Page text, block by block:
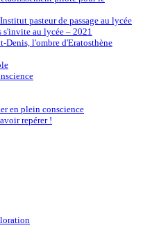
pasteur de passage au lycée
s'invite au lycée – 2021
Denis, l'ombre d'Eratosthène
en plein conscience
repérer !